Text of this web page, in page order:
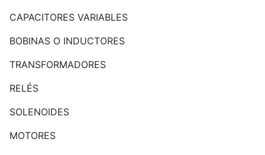
CAPACITORES VARIABLES
BOBINAS O INDUCTORES
TRANSFORMADORES
RELÉS
SOLENOIDES
MOTORES